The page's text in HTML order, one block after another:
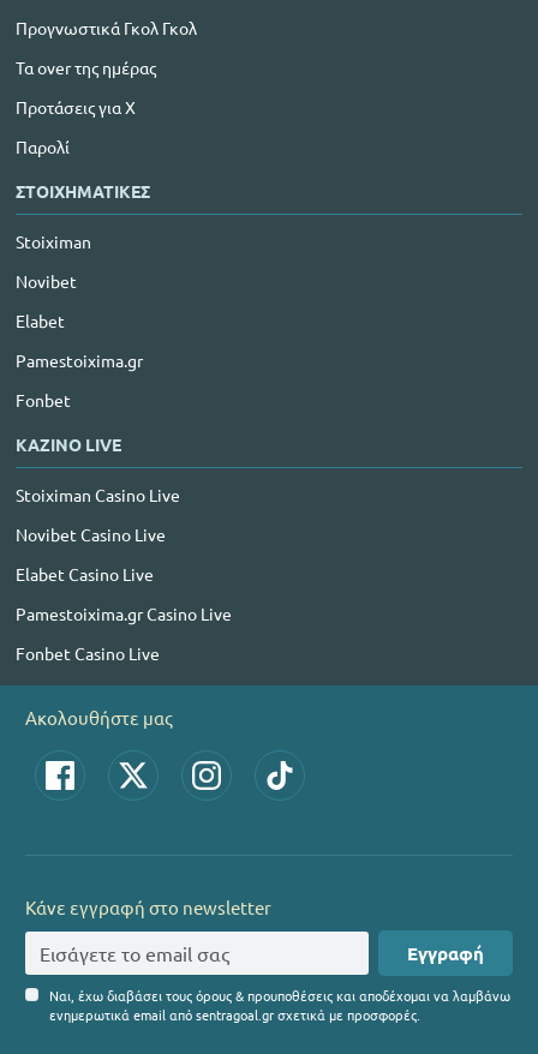
Προγνωστικά Γκολ Γκολ
Τα over της ημέρας
Προτάσεις για Χ
Παρολί
ΣΤΟΙΧΗΜΑΤΙΚΕΣ
Stoiximan
Novibet
Elabet
Pamestoixima.gr
Fonbet
ΚΑΖΙΝΟ LIVE
Stoiximan Casino Live
Novibet Casino Live
Elabet Casino Live
Pamestoixima.gr Casino Live
Fonbet Casino Live
Ακολουθήστε μας
Κάνε εγγραφή στο newsletter
Εγγραφή
Ναι, έχω διαβάσει τους όρους & προυποθέσεις και αποδέχομαι να λαμβάνω
ενημερωτικά email από sentragoal.gr σχετικά με προσφορές.